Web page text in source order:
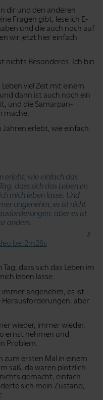
dir und den anderen
Fragen gibt, lese ich E-
und die auch noch auf
wir jetzt hier einfach
nichts Besonderes. Ich bin
viel Zeit mit einem
dann ist auch noch ein
und die Samarpan-
mache.
Jahren erlebt, wie einfach
erlebt, wie einfach das
dass sich das Leben im
mich leben lasse. Und
angenehm, es ist nicht
aber es ist
anders.
bei 2m28s
dass sich das Leben im
leben lasse.
immer angenehm, es ist
aber
wieder, immer wieder,
ernst nehmen und
Problem.
zum ersten Mal in einem
saß, da waren plötzlich
gemacht; einfach
sich mein Zustand,